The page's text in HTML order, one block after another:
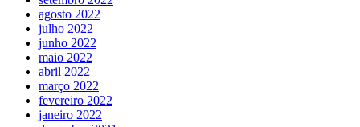
agosto 2022
julho 2022
junho 2022
maio 2022
abril 2022
março 2022
fevereiro 2022
janeiro 2022